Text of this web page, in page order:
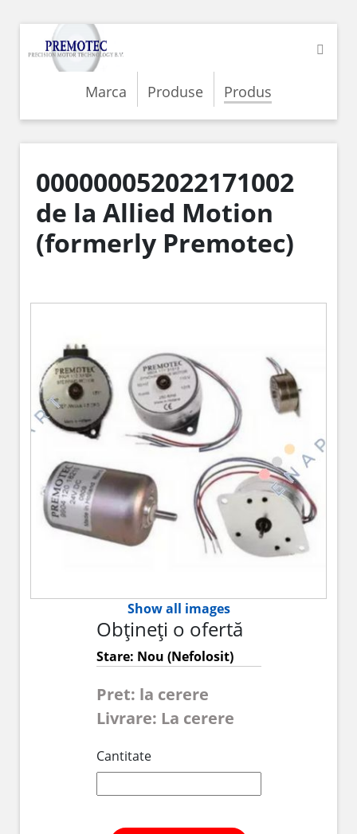
Marca Produse Produs
000000052022171002
de la Allied Motion
(formerly Premotec)
Show all images
Obțineți o ofertă
Stare: Nou (Nefolosit)
Pret: la cerere
Livrare: La cerere
Cantitate